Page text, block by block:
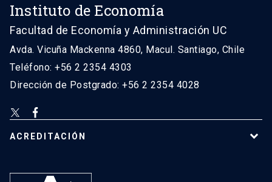
Instituto de Economía
Facultad de Economía y Administración UC
Avda. Vicuña Mackenna 4860, Macul. Santiago, Chile
Teléfono: +56 2 2354 4303
Dirección de Postgrado: +56 2 2354 4028
ACREDITACIÓN